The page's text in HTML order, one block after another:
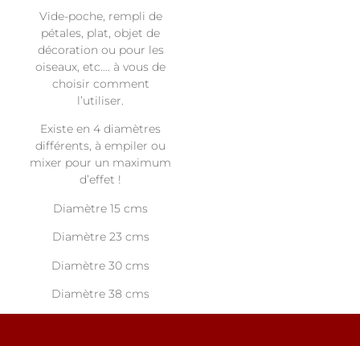
Vide-poche, rempli de
pétales, plat, objet de
décoration ou pour les
oiseaux, etc…. à vous de
choisir comment
l’utiliser.
Existe en 4 diamètres
différents, à empiler ou
mixer pour un maximum
d’effet !
Diamètre 15 cms
Diamètre 23 cms
Diamètre 30 cms
Diamètre 38 cms